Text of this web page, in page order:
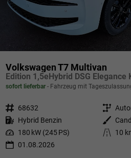
Volkswagen T7 Multivan
Edition 1,5eHybrid DSG Elegance
sofort lieferbar Fahrzeug mit
Fahrzeugnr. 68632 Getriebe
Kraftstoff Hybrid Benzin Außenfarbe
Leistung 180 kW (245 PS) Kilometerstand
10
01.08.2026